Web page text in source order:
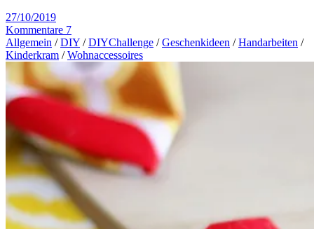
27/10/2019
Kommentare 7
Allgemein /DIY /DIYChallenge /Geschenkideen /Handarbeiten /
Kinderkram /Wohnaccessoires